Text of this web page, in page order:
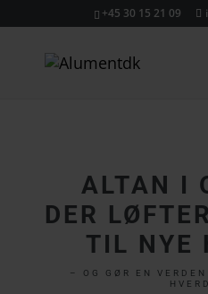
+45 30 15 21 09
ALTAN I
DER
TIL NYE
– OG GØR EN